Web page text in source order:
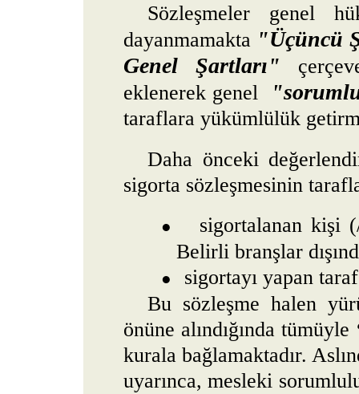
Sözleşmeler genel
dayanmamakta "Üçüncü
Genel Şartları"
eklenerek genel
taraflara yükümlülük
Daha önceki
sigorta sözleşmesinin
●
sigortalanan kişi
Belirli branşlar
●
sigortayı yapan
Bu sözleşme halen
önüne alındığında tümüyle
kurala bağlamaktadır.
uyarınca, mesleki